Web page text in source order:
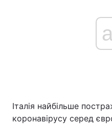
Італія найбільше
коронавірусу серед